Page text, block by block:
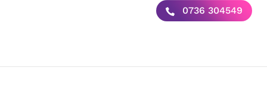
0736 304549